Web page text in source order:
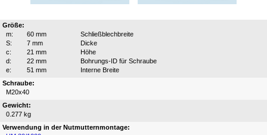
Größe:
m:
60 mm
Schließblechbreite
S:
7 mm
Dicke
c:
21 mm
Höhe
d:
22 mm
Bohrungs-ID für Schraube
e:
51 mm
Interne Breite
Schraube:
M20x40
Gewicht:
0.277 kg
Verwendung in der Nutmutternmontage: